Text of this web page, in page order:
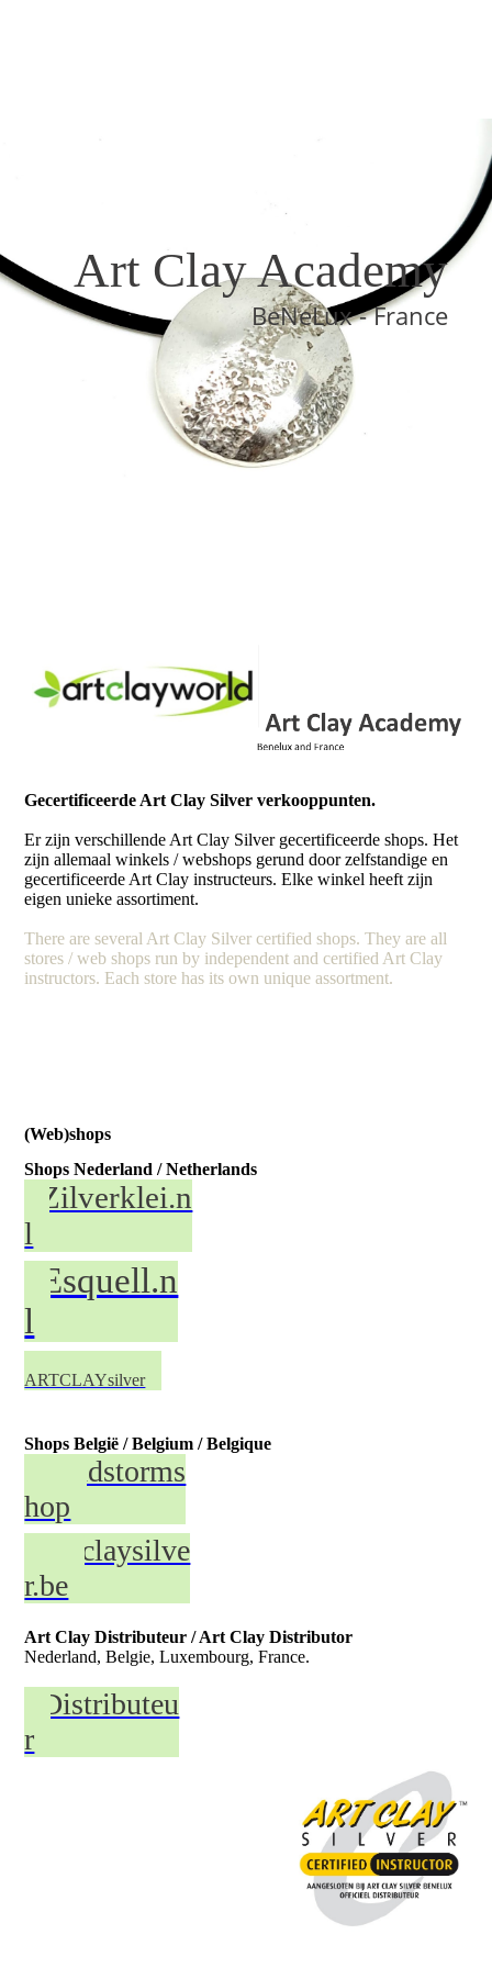
Art Clay Academy
BeNeLux - France
Gecertificeerde Art Clay Silver verkooppunten.
Er zijn verschillende Art Clay Silver gecertificeerde shops. Het
zijn allemaal winkels / webshops gerund door zelfstandige en
gecertificeerde Art Clay instructeurs. Elke winkel heeft zijn
eigen unieke assortiment.
There are several Art Clay Silver certified shops. They are all
stores / web shops run by independent and certified Art Clay
instructors. Each store has its own unique assortment.
(Web)shops
Shops Nederland / Netherlands
Zilverklei.n
l
Esquell.n
l
ARTCLAYsilver
Shops België / Belgium / Belgique
Zandstorms
hop
Artclaysilve
r.be
Art Clay Distributeur / Art Clay Distributor
Nederland, Belgie, Luxembourg, France.
Distributeu
r